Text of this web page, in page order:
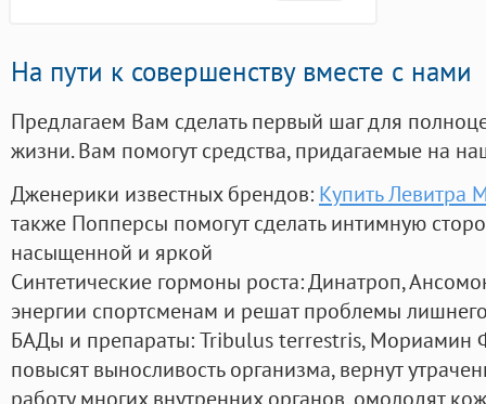
На пути к совершенству вместе с нами
Предлагаем Вам сделать первый шаг для
жизни. Вам помогут средства, придагаемые на
Дженерики известных брендов: Купить Левитра
также Попперсы помогут сделать интимную
насыщенной и яркой
Синтетические гормоны роста: Динатроп,
энергии спортсменам и решат проблемы
БАДы и препараты:Tribulus terrestris, Мориамин
повысят выносливость организма, вернут